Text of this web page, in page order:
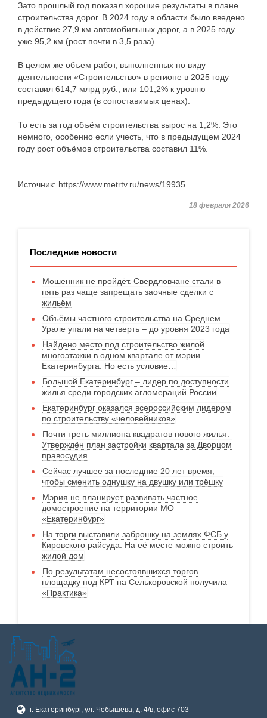
Зато прошлый год показал хорошие результаты в плане
строительства дорог. В 2024 году в области было введено
в действие 27,9 км автомобильных дорог, а в 2025 году –
уже 95,2 км (рост почти в 3,5 раза).
В целом же объем работ, выполненных по виду
деятельности «Строительство» в регионе в 2025 году
составил 614,7 млрд руб., или 101,2% к уровню
предыдущего года (в сопоставимых ценах).
То есть за год объём строительства вырос на 1,2%. Это
немного, особенно если учесть, что в предыдущем 2024
году рост объёмов строительства составил 11%.
Источник: https://www.metrtv.ru/news/19935
18 февраля 2026
Последние новости
Мошенник не пройдёт. Свердловчане стали в
пять раз чаще запрещать заочные сделки с
жильём
Объёмы частного строительства на Среднем
Урале упали на четверть – до уровня 2023 года
Найдено место под строительство жилой
многоэтажки в одном квартале от мэрии
Екатеринбурга. Но есть условие…
Большой Екатеринбург – лидер по доступности
жилья среди городских агломераций России
Екатеринбург оказался всероссийским лидером
по строительству «человейников»
Почти треть миллиона квадратов нового жилья.
Утверждён план застройки квартала за Дворцом
правосудия
Сейчас лучшее за последние 20 лет время,
чтобы сменить однушку на двушку или трёшку
Мэрия не планирует развивать частное
домостроение на территории МО
«Екатеринбург»
На торги выставили заброшку на землях ФСБ у
Кировского райсуда. На её месте можно строить
жилой дом
По результатам несостоявшихся торгов
площадку под КРТ на Селькоровской получила
«Практика»
г. Екатеринбург, ул. Чебышева, д. 4/в, офис 703